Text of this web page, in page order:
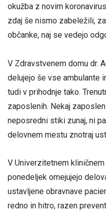
okužba z novim
zdaj še nismo zabeležili,
občanke, naj se vedejo
V Zdravstvenem domu dr.
delujejo še vse ambulante
tudi v prihodnje tako.
zaposlenih. Nekaj
neposredni stiki zunaj, ni
delovnem mestu znotraj
V Univerzitetnem
ponedeljek omejujejo
ustavljene obravnave
redno in hitro, razen